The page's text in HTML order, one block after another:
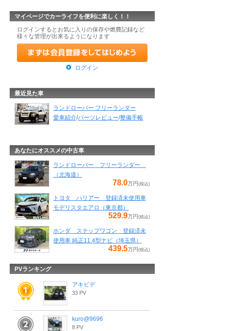
マイページでカーライフを便利に楽しく！！
ログインするとお気に入りの保存や燃費記録など
様々な管理が出来るようになります
ログイン
最近見た車
ランドローバー フリーランダー
愛車紹介/パーツレビュー/整備手帳
あなたにオススメの中古車
ランドローバー フリーランダー
（北海道）
78.0万円 (税込)
トヨタ ハリアー 登録済未使用車
モデリスタエアロ（東京都）
529.9万円 (税込)
ホンダ ステップワゴン 登録済未
使用車 純正11.4型ナビ（埼玉県）
439.5万円 (税込)
PVランキング
アキピデ
33 PV
kuro@9696
8 PV